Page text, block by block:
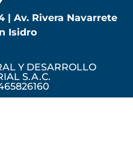
| Av. Rivera Navarrete
Isidro
Y DESARROLLO
S.A.C.